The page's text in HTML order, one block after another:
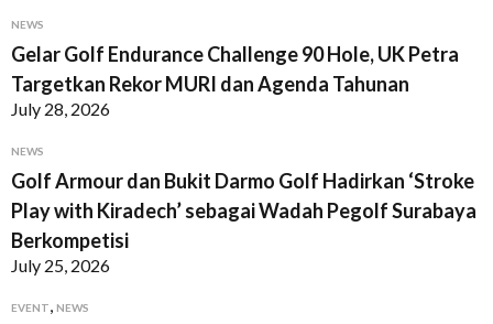
NEWS
Gelar Golf Endurance Challenge 90 Hole, UK Petra
Targetkan Rekor MURI dan Agenda Tahunan
July 28, 2026
NEWS
Golf Armour dan Bukit Darmo Golf Hadirkan ‘Stroke
Play with Kiradech’ sebagai Wadah Pegolf Surabaya
Berkompetisi
July 25, 2026
EVENT, NEWS